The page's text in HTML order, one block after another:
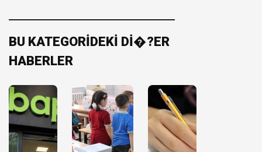
BU KATEGORİDEKİ Dİ�?ER
HABERLER